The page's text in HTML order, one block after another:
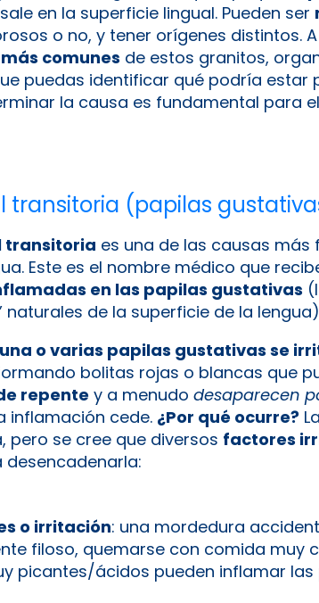
en la superficie lingual. Pueden ser
o no, y tener orígenes distintos.
más comunes de estos granitos,
puedas identificar qué podría estar
la causa es fundamental para
transitoria (papilas
transitoria es una de las causas más
Este es el nombre médico que
en las papilas gustativas
naturales de la superficie de la
una o varias papilas gustativas se
bolitas rojas o blancas que
repente y a menudo desaparecen
inflamación cede​. ¿Por qué ocurre?
pero se cree que diversos factores
desencadenarla:
o irritación: una mordedura
filoso, quemarse con comida muy
picantes/ácidos pueden inflamar las